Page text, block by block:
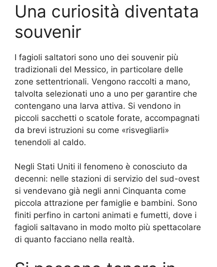
Una curiosità diventata
souvenir
I fagioli saltatori sono uno dei souvenir più
tradizionali del Messico, in particolare delle
zone settentrionali. Vengono raccolti a mano,
talvolta selezionati uno a uno per garantire che
contengano una larva attiva. Si vendono in
piccoli sacchetti o scatole forate, accompagnati
da brevi istruzioni su come «risvegliarli»
tenendoli al caldo.
Negli Stati Uniti il fenomeno è conosciuto da
decenni: nelle stazioni di servizio del sud-ovest
si vendevano già negli anni Cinquanta come
piccola attrazione per famiglie e bambini. Sono
finiti perfino in cartoni animati e fumetti, dove i
fagioli saltavano in modo molto più spettacolare
di quanto facciano nella realtà.